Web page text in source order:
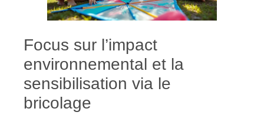
Focus sur l’impact
environnemental et la
sensibilisation via le
bricolage